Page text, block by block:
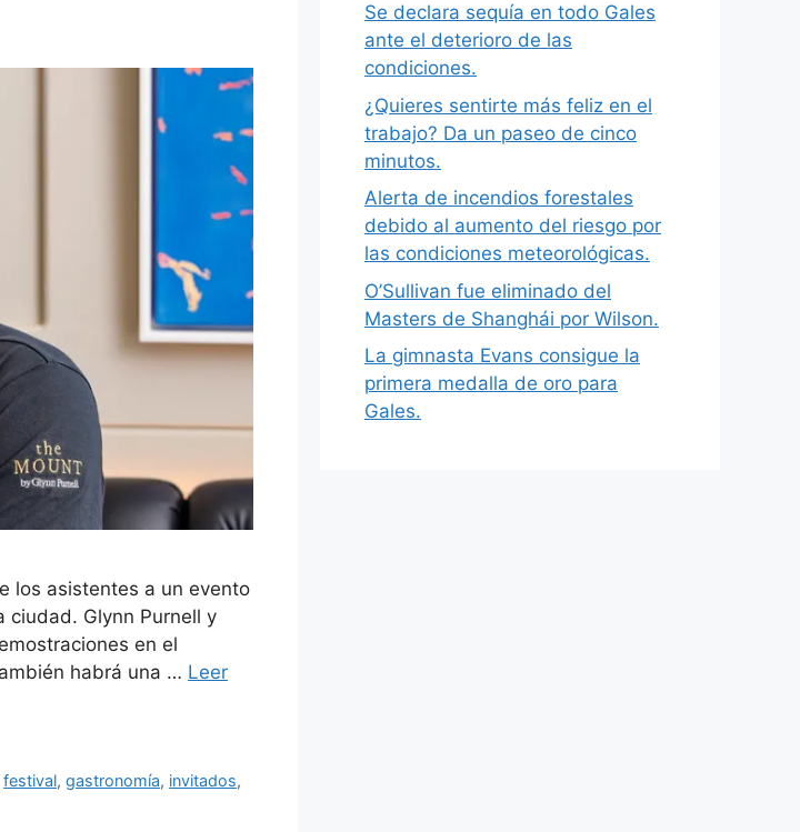
los asistentes a un evento
ciudad. Glynn Purnell y
en el
habrá una … Leer
festival,gastronomía, invitados,
Se declara sequía en todo Gales
ante el deterioro de las
condiciones.
¿Quieres sentirte más feliz en el
trabajo? Da un paseo de cinco
minutos.
Alerta de incendios forestales
debido al aumento del riesgo por
las condiciones meteorológicas.
O’Sullivan fue eliminado del
Masters de Shanghái por Wilson.
La gimnasta Evans consigue la
primera medalla de oro para
Gales.